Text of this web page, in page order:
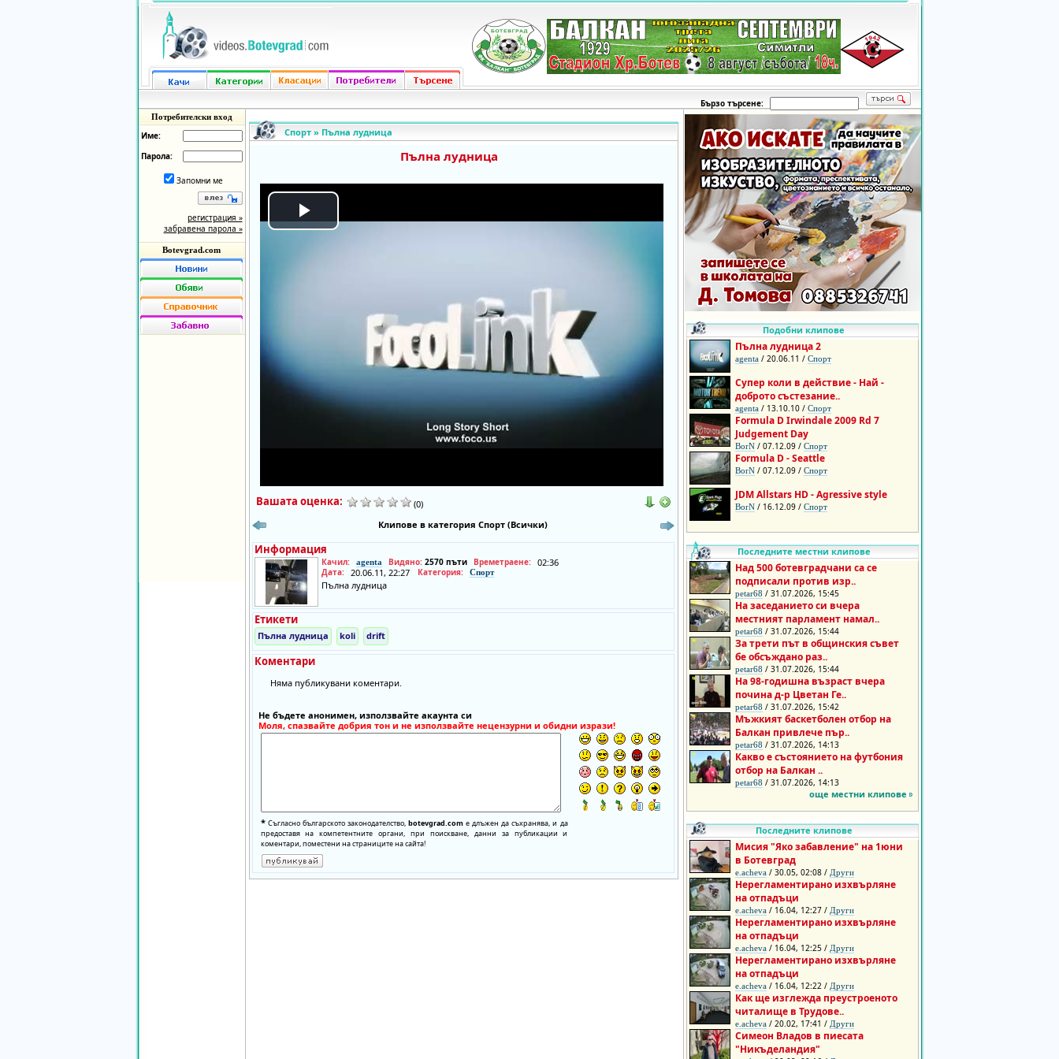
Бързо търсене:
Потребителски вход
Име:
Парола:
Запомни ме
регистрация »
забравена парола »
Botevgrad.com
Спорт» Пълна лудница
Пълна лудница
Play
Вашата оценка:
(0)
Клипове в категория Спорт (Всички)
Информация
Качил: agenta Видяно: 2570 пъти Времетраене: 02:36
Дата: 20.06.11, 22:27 Категория: Спорт
Пълна лудница
Етикети
Пълна лудница koli drift
Коментари
Няма публикувани коментари.
Не бъдете анонимен, използвайте акаунта си
Моля, спазвайте добрия тон и не използвайте нецензурни и обидни изрази!
*Съгласно българското законодателство, botevgrad.comе длъжен да съхранява, и да
предоставя на компетентните органи, при поискване, данни за публикации и
коментари, поместени на страниците на сайта!
Подобни клипове
Пълна лудница 2
agenta / 20.06.11 / Спорт
Супер коли в действие - Най -
доброто състезание..
agenta / 13.10.10 / Спорт
Formula D Irwindale 2009 Rd 7
Judgement Day
BorN / 07.12.09 / Спорт
Formula D - Seattle
BorN / 07.12.09 / Спорт
JDM Allstars HD - Agressive style
BorN / 16.12.09 / Спорт
Последните местни клипове
Над 500 ботевградчани са се
подписали против изр..
petar68 / 31.07.2026, 15:45
На заседанието си вчера
местният парламент намал..
petar68 / 31.07.2026, 15:44
За трети път в общинския съвет
бе обсъждано раз..
petar68 / 31.07.2026, 15:44
На 98-годишна възраст вчера
почина д-р Цветан Ге..
petar68 / 31.07.2026, 15:42
Мъжкият баскетболен отбор на
Балкан привлече пър..
petar68 / 31.07.2026, 14:13
Какво е състоянието на футбония
отбор на Балкан ..
petar68 / 31.07.2026, 14:13
още местни клипове
Последните клипове
Мисия "Яко забавление" на 1юни
в Ботевград
e.acheva / 30.05, 02:08 / Други
Нерегламентирано изхвърляне
на отпадъци
e.acheva / 16.04, 12:27 / Други
Нерегламентирано изхвърляне
на отпадъци
e.acheva / 16.04, 12:25 / Други
Нерегламентирано изхвърляне
на отпадъци
e.acheva / 16.04, 12:22 / Други
Как ще изглежда преустроеното
читалище в Трудове..
e.acheva / 20.02, 17:41 / Други
Симеон Владов в пиесата
"Никъделандия"